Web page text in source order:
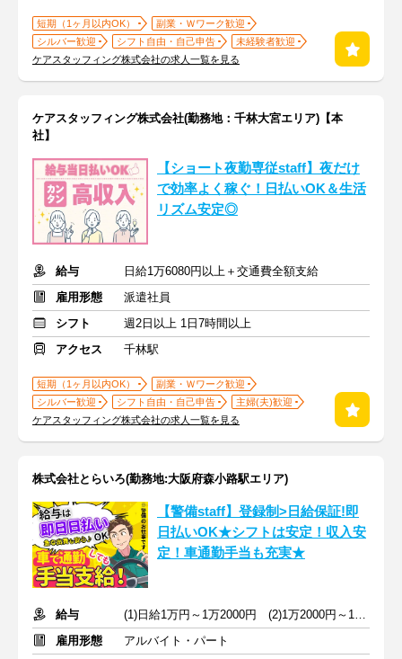
短期（1ヶ月以内OK）
副業・Ｗワーク歓迎
シルバー歓迎
シフト自由・自己申告
未経験者歓迎
ケアスタッフィング株式会社の求人一覧を見る
ケアスタッフィング株式会社(勤務地：千林大宮エリア)【本
社】
【ショート夜勤専従staff】夜だけ
で効率よく稼ぐ！日払いOK＆生活
リズム安定◎
給与
日給1万6080円以上＋交通費全額支給
雇用形態
派遣社員
シフト
週2日以上 1日7時間以上
アクセス
千林駅
短期（1ヶ月以内OK）
副業・Ｗワーク歓迎
シルバー歓迎
シフト自由・自己申告
主婦(夫)歓迎
ケアスタッフィング株式会社の求人一覧を見る
株式会社とらいろ(勤務地:大阪府森小路駅エリア)
【警備staff】登録制>日給保証!即
日払いOK★シフトは安定！収入安
定！車通勤手当も充実★
給与
(1)日給1万円～1万2000円 (2)1万2000円～1万4000円
雇用形態
アルバイト・パート